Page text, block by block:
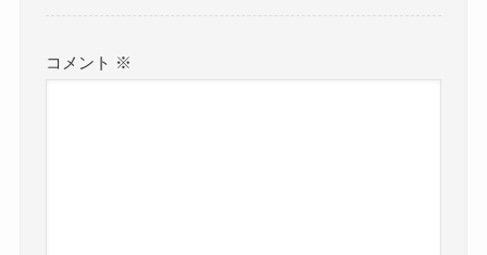
コメント ※